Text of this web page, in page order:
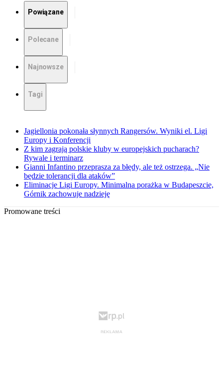
Powiązane
Polecane
Najnowsze
Tagi
Jagiellonia pokonała słynnych Rangersów. Wyniki el. Ligi
Europy i Konferencji
Z kim zagrają polskie kluby w europejskich pucharach?
Rywale i terminarz
Gianni Infantino przeprasza za błędy, ale też ostrzega. „Nie
będzie tolerancji dla ataków”
Eliminacje Ligi Europy. Minimalna porażka w Budapeszcie,
Górnik zachowuje nadzieję
Promowane treści